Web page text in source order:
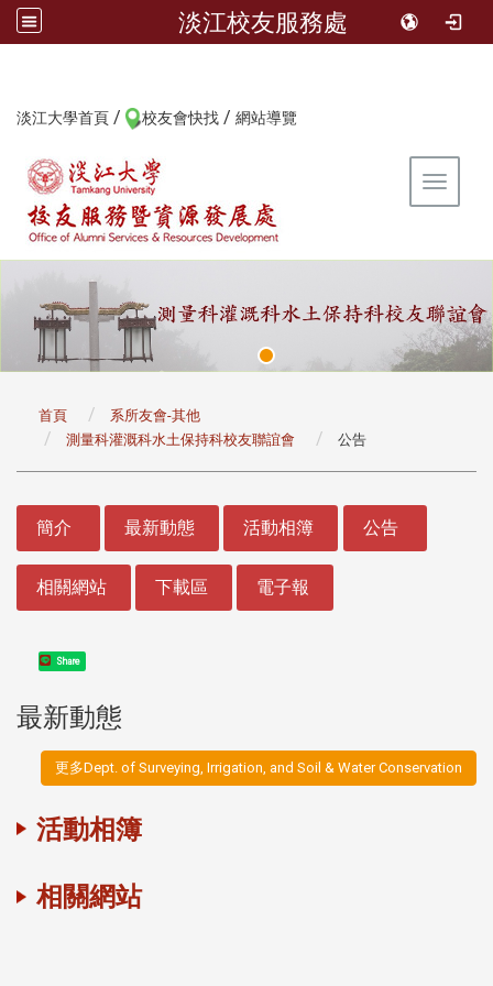
淡江校友服務處
淡江大學首頁 / 校友會快找 / 網站導覽
Toggle
首頁
系所友會-其他
測量科灌溉科水土保持科校友聯誼會
公告
簡介 最新動態 活動相簿 公告
相關網站 下載區 電子報
Share
最新動態
更多Dept. of Surveying, Irrigation, and Soil & Water Conservation
活動相簿
相關網站